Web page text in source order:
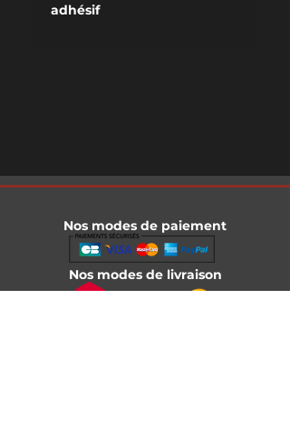
adhésif
Nos modes de paiement
Nos modes de livraison